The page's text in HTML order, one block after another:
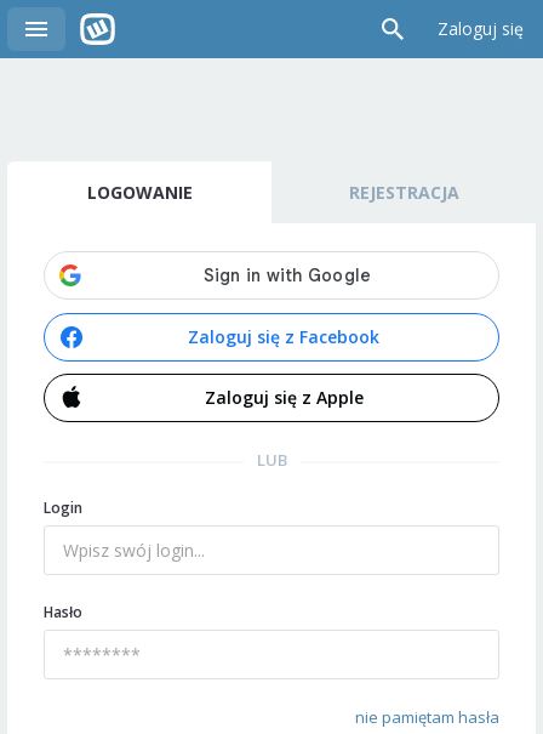
Zaloguj się
LOGOWANIE REJESTRACJA
Zaloguj się z Facebook
Zaloguj się z Apple
LUB
Login
Hasło
nie pamiętam hasła